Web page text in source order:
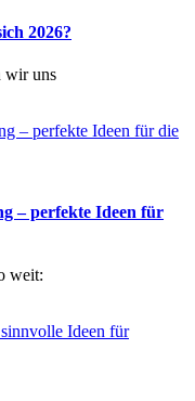
2026?
wir uns
– perfekte Ideen für
weit: